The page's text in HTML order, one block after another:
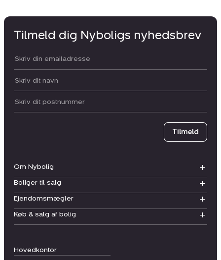
Hovedkontor
Om Nybolig
Boliger til salg
Ejendomsmægler
Køb & salg af bolig
Tilmeld dig Nyboligs nyhedsbrev
Din email:
Dit navn:
Postnummer
Tilmeld